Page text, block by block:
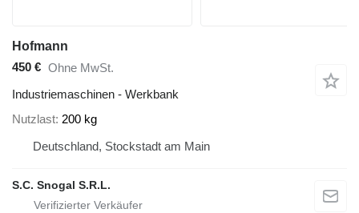
Hofmann
450 € Ohne MwSt.
Industriemaschinen - Werkbank
Nutzlast 200 kg
Deutschland, Stockstadt am Main
S.C. Snogal S.R.L.